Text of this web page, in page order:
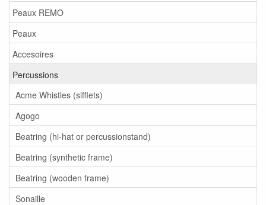
Peaux REMO
Peaux
Accesoires
Percussions
Acme Whistles (sifflets)
Agogo
Beatring (hi-hat or percussionstand)
Beatring (synthetic frame)
Beatring (wooden frame)
Sonaille